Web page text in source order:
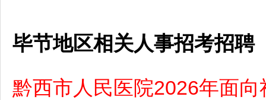
毕节地区相关人事招考招聘
黔西市人民医院2026年面